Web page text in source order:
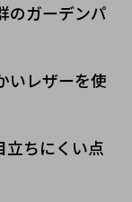
のガーデンパ
いレザーを使
立ちにくい点